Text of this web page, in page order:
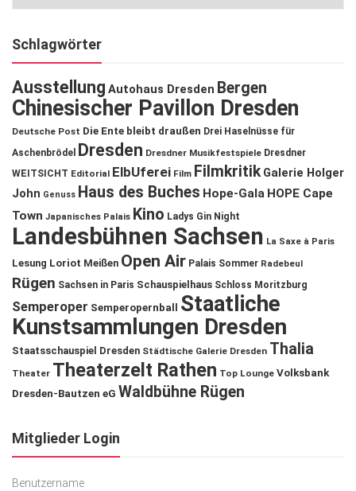
Schlagwörter
Ausstellung Autohaus Dresden Bergen
Chinesischer Pavillon Dresden
Deutsche Post Die Ente bleibt draußen Drei Haselnüsse für
Aschenbrödel
Dresden Dresdner Musikfestspiele Dresdner
WEITSICHT Editorial ElbUferei Film Filmkritik Galerie Holger
John Genuss Haus des Buches Hope-Gala HOPE Cape
Town Japanisches Palais Kino Ladys Gin Night
Landesbühnen Sachsen La Saxe à Paris
Lesung Loriot Meißen Open Air Palais Sommer Radebeul
Rügen Sachsen in Paris Schauspielhaus Schloss Moritzburg
Semperoper Semperopernball
Staatliche
Kunstsammlungen Dresden
Staatsschauspiel Dresden Städtische Galerie Dresden Thalia
Theater Theaterzelt Rathen Top Lounge Volksbank
Dresden-Bautzen eG Waldbühne Rügen
Mitglieder Login
Benutzername